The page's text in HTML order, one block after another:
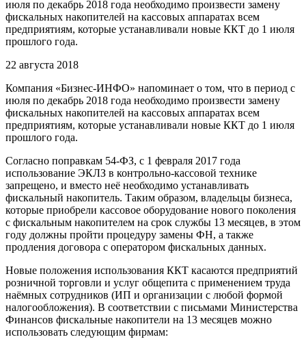
июля по декабрь 2018 года необходимо произвести замену
фискальных накопителей на кассовых аппаратах всем
предприятиям, которые устанавливали новые ККТ до 1 июля
прошлого года.
22 августа 2018
Компания «Бизнес-ИНФО» напоминает о том, что в период с
июля по декабрь 2018 года необходимо произвести замену
фискальных накопителей на кассовых аппаратах всем
предприятиям, которые устанавливали новые ККТ до 1 июля
прошлого года.
Согласно поправкам 54-ФЗ, с 1 февраля 2017 года
использование ЭКЛЗ в контрольно-кассовой технике
запрещено, и вместо неё необходимо устанавливать
фискальный накопитель. Таким образом, владельцы бизнеса,
которые приобрели кассовое оборудование нового поколения
с фискальным накопителем на срок службы 13 месяцев, в этом
году должны пройти процедуру замены ФН, а также
продления договора с оператором фискальных данных.
Новые положения использования ККТ касаются предприятий
розничной торговли и услуг общепита с применением труда
наёмных сотрудников (ИП и организации с любой формой
налогообложения). В соответствии с письмами Министерства
Финансов фискальные накопители на 13 месяцев можно
использовать следующим фирмам: